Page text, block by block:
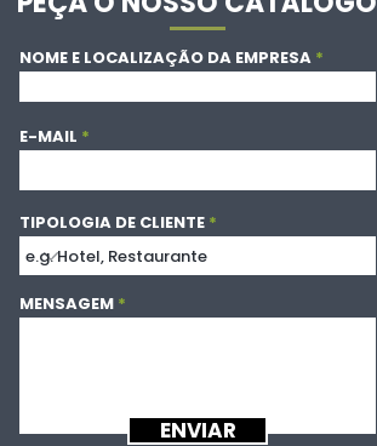
NOME E LOCALIZAÇÃO DA EMPRESA
E-MAIL
TIPOLOGIA DE CLIENTE
MENSAGEM
ENVIAR